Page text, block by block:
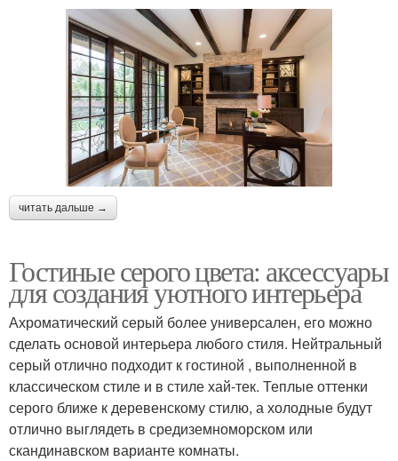
читать дальше →
Гостиные серого цвета: аксессуары
для создания уютного интерьера
Ахроматический серый более универсален, его можно
сделать основой интерьера любого стиля. Нейтральный
серый отлично подходит к гостиной , выполненной в
классическом стиле и в стиле хай-тек. Теплые оттенки
серого ближе к деревенскому стилю, а холодные будут
отлично выглядеть в средиземноморском или
скандинавском варианте комнаты.